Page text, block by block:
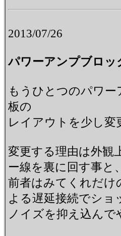
2013/07/26
パワーアンプブロッ
もうひとつのパワ
板の
レイアウトを少し
変更する理由は外観
ー線を裏に回す事
前者はみてくれだけ
よる遅延接続でシ
ノイズを抑え込ん